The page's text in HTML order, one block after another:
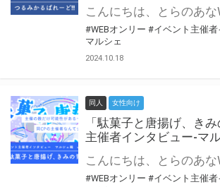
#WEBオンリー #イベント主催
マルシェ
2024.10.18
同人 女性向け
「駄菓子と唐揚げ、き
主催者インタビュー-マ
#WEBオンリー #イベント主催